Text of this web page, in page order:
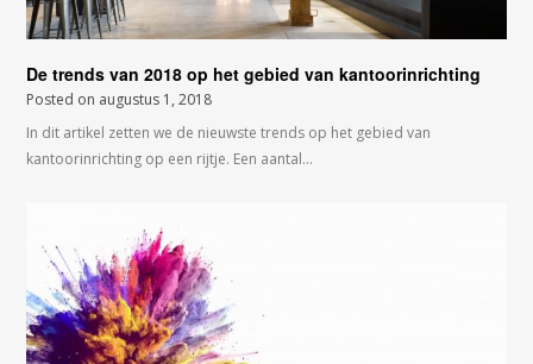
De trends van 2018 op het gebied van kantoorinrichting
Posted on augustus 1, 2018
In dit artikel zetten we de nieuwste trends op het gebied van
kantoorinrichting op een rijtje. Een aantal…